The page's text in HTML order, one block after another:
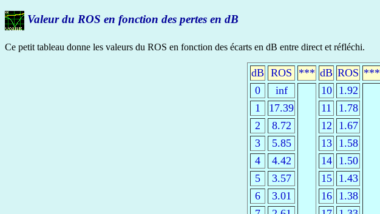
Valeur du ROS en fonction des pertes en dB
Ce petit tableau donne les valeurs du ROS en fonction des écarts en dB entre direct et réfléchi.
dB ROS *** dB ROS ***
0
inf 10 1.92
1
17.39 11 1.78
2
8.72 12 1.67
3
5.85 13 1.58
4
4.42 14 1.50
5
3.57 15 1.43
6
3.01 16 1.38